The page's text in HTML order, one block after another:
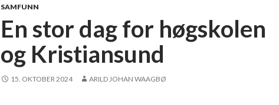
SAMFUNN
En stor dag for høgskolen
og Kristiansund
15. OKTOBER 2024 ARILD JOHAN WAAGBØ